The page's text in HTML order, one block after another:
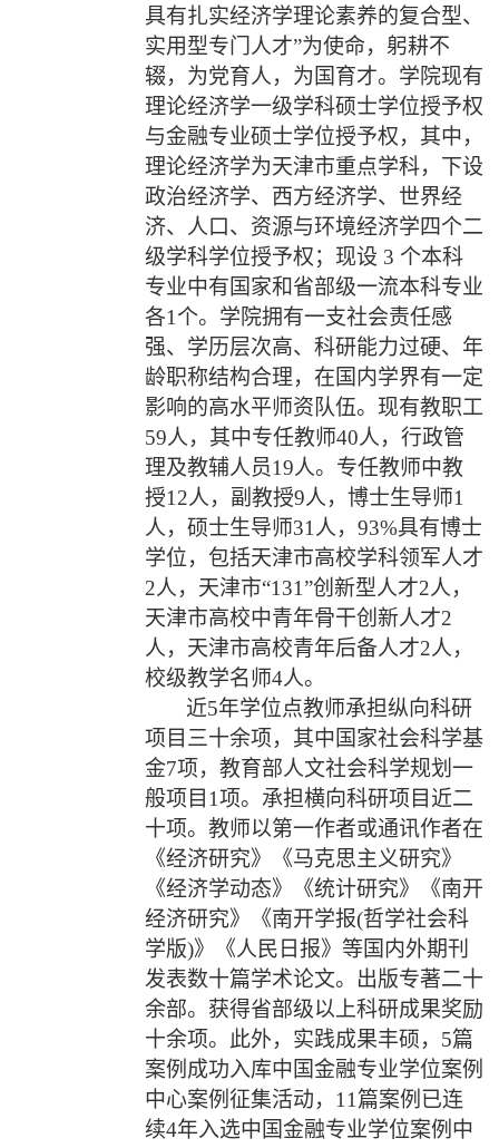
具有扎实经济学理论素养的复合型、
实用型专门人才”为使命，躬耕不
辍，为党育人，为国育才。学院现有
理论经济学一级学科硕士学位授予权
与金融专业硕士学位授予权，其中，
理论经济学为天津市重点学科，下设
政治经济学、西方经济学、世界经
济、人口、资源与环境经济学四个二
级学科学位授予权；现设 3 个本科
专业中有国家和省部级一流本科专业
各1 个。学院拥有一支社会责任感
强、学历层次高、科研能力过硬、年
龄职称结构合理，在国内学界有一定
影响的高水平师资队伍。现有教职工
59人，其中专任教师40人，行政管
理及教辅人员19人。专任教师中教
授12人，副教授9人，博士生导师1
人，硕士生导师31 人，93%具有博士
学位，包括天津市高校学科领军人才
2人，天津市“131”创新型人才2人，
天津市高校中青年骨干创新人才2
人，天津市高校青年后备人才2人，
校级教学名师4人。
近5年学位点教师承担纵向科研
项目三十余项，其中国家社会科学基
金7项，教育部人文社会科学规划一
般项目 1项。承担横向科研项目近二
十项。教师以第一作者或通讯作者在
《经济研究》《马克思主义研究》
《经济学动态》《统计研究》《南开
经济研究》《南开学报(哲学社会科
学版)》《人民日报》等国内外期刊
发表数十篇学术论文。出版专著二十
余部。获得省部级以上科研成果奖励
十余项。此外， 实践成果丰硕， 5篇
案例成功入库中国金融专业学位案例
中心案例征集活动， 11篇案例已连
续4年入选中国金融专业学位案例中